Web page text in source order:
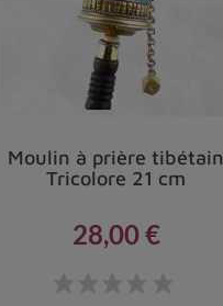
Moulin à prière tibétain
Tricolore 21 cm
28,00 €